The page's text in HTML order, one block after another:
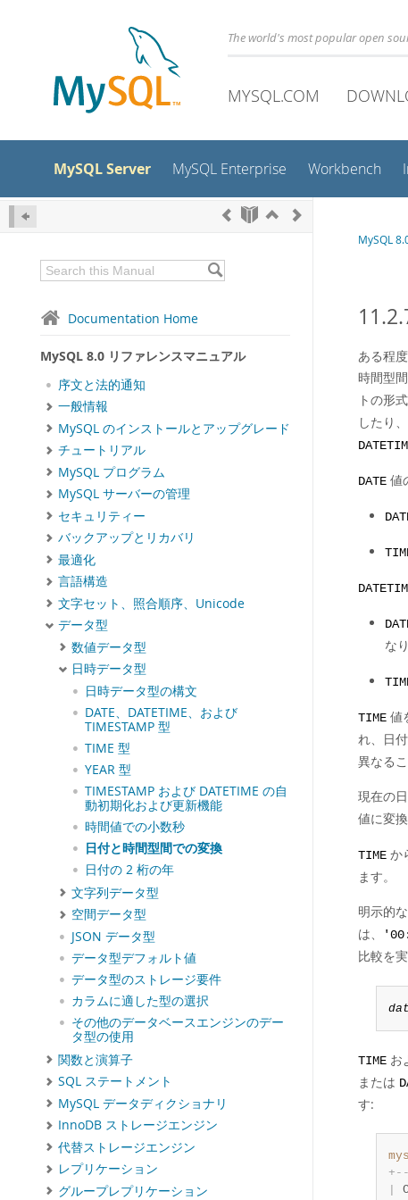
The world's most popular open
MYSQL.COM
MySQL Server MySQL Enterprise Workbench
Documentation Home
MySQL 8.0 リファレンスマニュアル
序文と法的通知
一般情報
MySQL のインストールとアップグレード
チュートリアル
MySQL プログラム
MySQL サーバーの管理
セキュリティー
バックアップとリカバリ
最適化
言語構造
文字セット、照合順序、Unicode
データ型
数値データ型
日時データ型
日時データ型の構文
DATE、DATETIME、および
TIMESTAMP 型
TIME 型
YEAR 型
TIMESTAMP および DATETIME の自
動初期化および更新機能
時間値での小数秒
日付と時間型間での変換
日付の 2 桁の年
文字列データ型
空間データ型
JSON データ型
データ型デフォルト値
データ型のストレージ要件
カラムに適した型の選択
その他のデータベースエンジンのデー
タ型の使用
関数と演算子
SQL ステートメント
MySQL データディクショナリ
InnoDB ストレージエンジン
代替ストレージエンジン
レプリケーション
グループレプリケーション
MySQL
ある程
時間型
トの形
したり、
DATE 値
なり
TIME 値
れ、日
異なる
現在の
値に変
TIME か
ます。
明示的
は、
比較を
TIME お
または
す:
+ - -